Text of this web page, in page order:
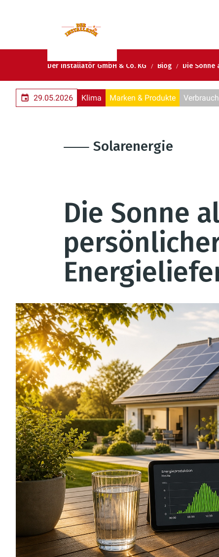
Der Installatör GmbH & Co. KG Blog Die
29.05.2026 Klima Marken & Produkte
⸺ Solarenergie
Die Sonne